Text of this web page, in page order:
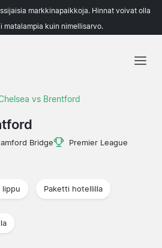
markkinapaikkoja. Hinnat voivat olla
matalampia kuin nimellisarvo.
vs Brentford
Bridge
Premier League
lippu Paketti hotellilla